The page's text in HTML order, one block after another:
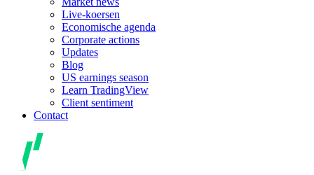
Live-koersen
Economische agenda
Corporate actions
Updates
Blog
US earnings season
Learn TradingView
Client sentiment
Contact